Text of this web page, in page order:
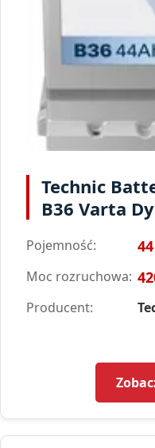
Technic
B36 Varta
Pojemność:
Moc rozruchowa:
Producent: